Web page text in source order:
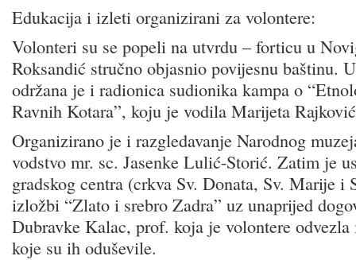
Edukacija i izleti organizirani za volontere:
Volonteri su se popeli na utvrdu – forticu u
Roksandić stručno objasnio povijesnu baštinu.
održana je i radionica sudionika kampa o
Ravnih Kotara”, koju je vodila Marijeta
Organizirano je i razgledavanje Narodnog
vodstvo mr. sc. Jasenke Lulić-Storić. Zatim je
gradskog centra (crkva Sv. Donata, Sv. Marije i
izložbi “Zlato i srebro Zadra” uz unaprijed
Dubravke Kalac, prof. koja je volontere
koje su ih oduševile.